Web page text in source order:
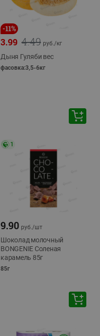
-11%
4.49
3.99 руб./кг
Дыня Гуляби вес
фасовка:3,5-6кг
1
9.90 руб./шт
Шоколад молочный
BONGENIE Соленая
карамель 85г
85г